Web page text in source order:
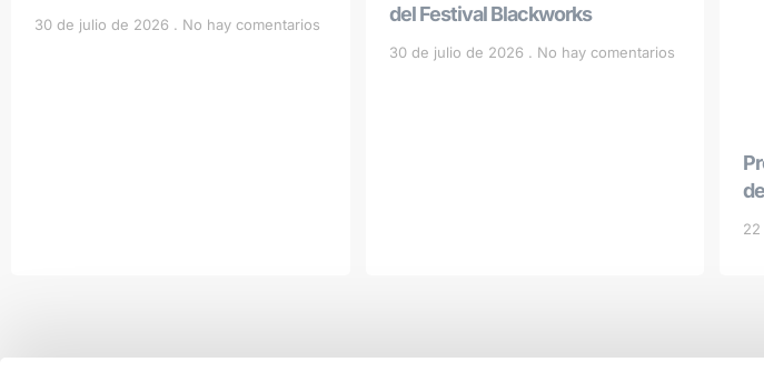
30 de julio de 2026 No hay comentarios
del Festival Blackworks
30 de julio de 2026 No hay comentarios